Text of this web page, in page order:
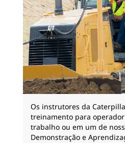
Os instrutores da
treinamento para
trabalho ou em um de
Demonstração e